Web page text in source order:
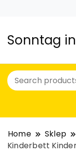
Sonntag
Home Sklep
Kinderbett